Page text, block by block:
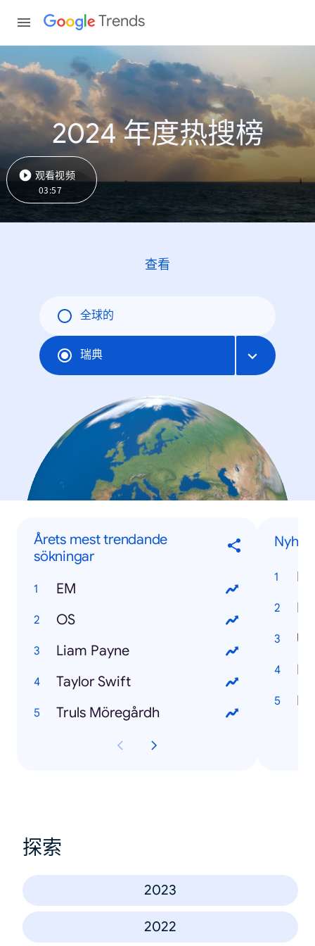
Trends
2024 年度热搜榜
观看视频
03:57
查看
全球的
瑞典
Årets mest trendande
sökningar
EM
OS
Liam Payne
Taylor Swift
Truls Möregårdh
探索
2023
2022